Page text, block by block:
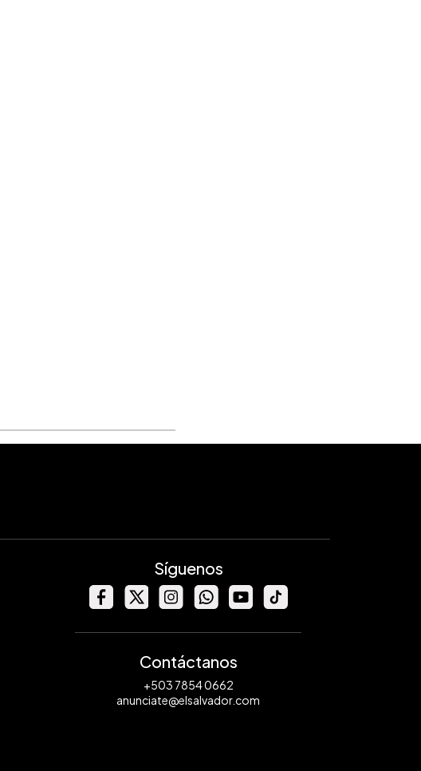
Síguenos
Contáctanos
+503 7854 0662
anunciate@elsalvador.com